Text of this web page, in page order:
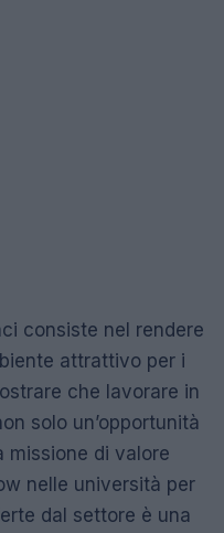
consiste nel rendere
attrattivo per i
che lavorare in
solo un’opportunità
missione di valore
nelle università per
dal settore è una